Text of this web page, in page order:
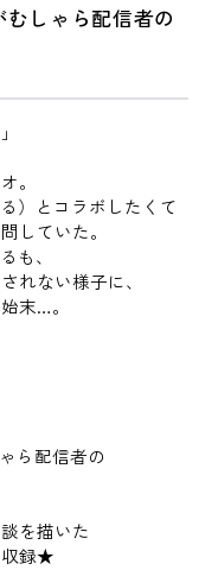
しゃら配信者の
。
）とコラボしたくて
していた。
も、
れない様子に、
末…。
ら配信者の
を描いた
収録★